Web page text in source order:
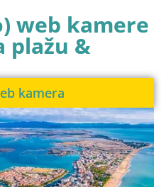
web kamere
plažu &
kamera